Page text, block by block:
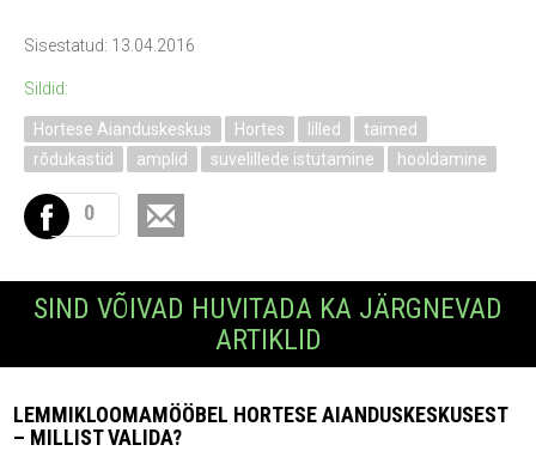
Sisestatud: 13.04.2016
Sildid:
Hortese Aianduskeskus Hortes lilled
taimed
rõdukastid
amplid suvelillede istutamine hooldamine
0
SIND VÕIVAD HUVITADA KA JÄRGNEVAD
ARTIKLID
LEMMIKLOOMAMÖÖBEL HORTESE AIANDUSKESKUSEST
– MILLIST VALIDA?